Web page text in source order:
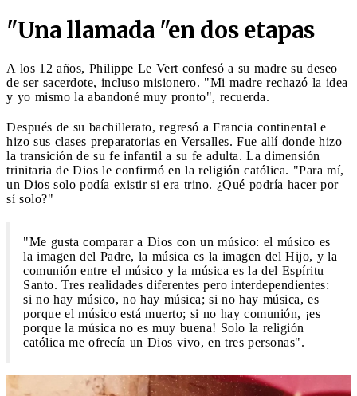
"Una llamada "en dos etapas
A los 12 años, Philippe Le Vert confesó a su madre su deseo
de ser sacerdote, incluso misionero. "Mi madre rechazó la idea
y yo mismo la abandoné muy pronto", recuerda.
Después de su bachillerato, regresó a Francia continental e
hizo sus clases preparatorias en Versalles. Fue allí donde hizo
la transición de su fe infantil a su fe adulta. La dimensión
trinitaria de Dios le confirmó en la religión católica. "Para mí,
un Dios solo podía existir si era trino. ¿Qué podría hacer por
sí solo?"
"Me gusta comparar a Dios con un músico: el músico es
la imagen del Padre, la música es la imagen del Hijo, y la
comunión entre el músico y la música es la del Espíritu
Santo. Tres realidades diferentes pero interdependientes:
si no hay músico, no hay música; si no hay música, es
porque el músico está muerto; si no hay comunión, ¡es
porque la música no es muy buena! Solo la religión
católica me ofrecía un Dios vivo, en tres personas".